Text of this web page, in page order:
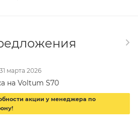
марта 2026
на Voltum S70
акции у менеджера по